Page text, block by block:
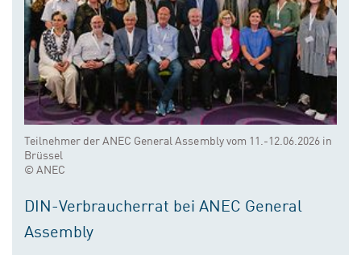
Teilnehmer der ANEC General Assembly vom 11.-12.06.2026 in
Brüssel
© ANEC
DIN-Verbraucherrat bei ANEC General
Assembly